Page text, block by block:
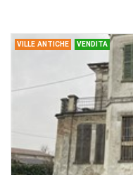
VILLE ANTICHE VENDITA